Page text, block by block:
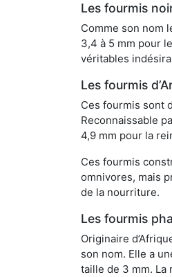
Les fourmis
Comme son nom
3,4 à 5 mm pour
véritables
Les fourmis
Ces fourmis sont
Reconnaissable
4,9 mm pour la
Ces fourmis
omnivores, mais
de la nourriture.
Les fourmis
Originaire
son nom. Elle a
taille de 3 mm.